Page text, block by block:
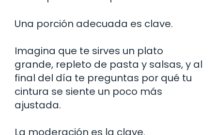
Una porción adecuada es clave.
Imagina que te sirves un plato
grande, repleto de pasta y salsas, y al
final del día te preguntas por qué tu
cintura se siente un poco más
ajustada.
La moderación es la clave.